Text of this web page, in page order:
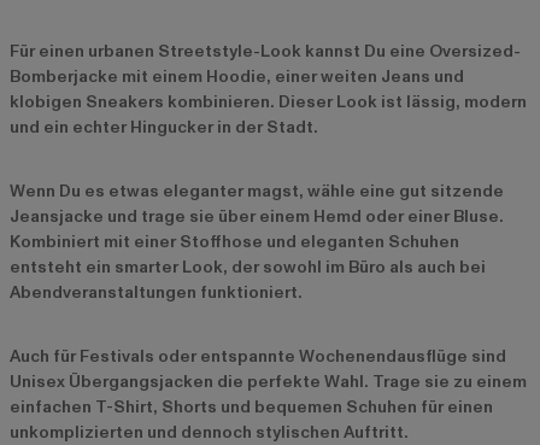
Für einen urbanen Streetstyle-Look kannst Du eine Oversized-
Bomberjacke mit einem Hoodie, einer weiten Jeans und
klobigen Sneakers kombinieren. Dieser Look ist lässig, modern
und ein echter Hingucker in der Stadt.
Wenn Du es etwas eleganter magst, wähle eine gut sitzende
Jeansjacke und trage sie über einem Hemd oder einer Bluse.
Kombiniert mit einer Stoffhose und eleganten Schuhen
entsteht ein smarter Look, der sowohl im Büro als auch bei
Abendveranstaltungen funktioniert.
Auch für Festivals oder entspannte Wochenendausflüge sind
Unisex Übergangsjacken die perfekte Wahl. Trage sie zu einem
einfachen T-Shirt, Shorts und bequemen Schuhen für einen
unkomplizierten und dennoch stylischen Auftritt.